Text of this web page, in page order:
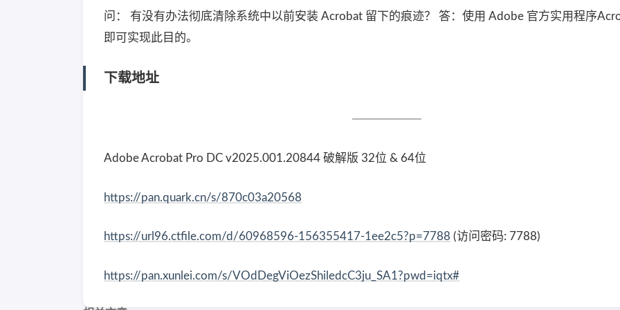
问： 有没有办法彻底清除系统中以前安装 Acrobat 留下的痕迹？ 答：使用 Adob​​e 官方实用程序
即可实现此目的。
下载地址
Adobe Acrobat Pro DC v2025.001.20844 破解版 32位 & 64位
https://pan.quark.cn/s/870c03a20568
https://url96.ctfile.com/d/60968596-156355417-1ee2c5?p=7788 (访问密码: 7788)
https://pan.xunlei.com/s/VOdDegViOezShiledcC3ju_SA1?pwd=iqtx#